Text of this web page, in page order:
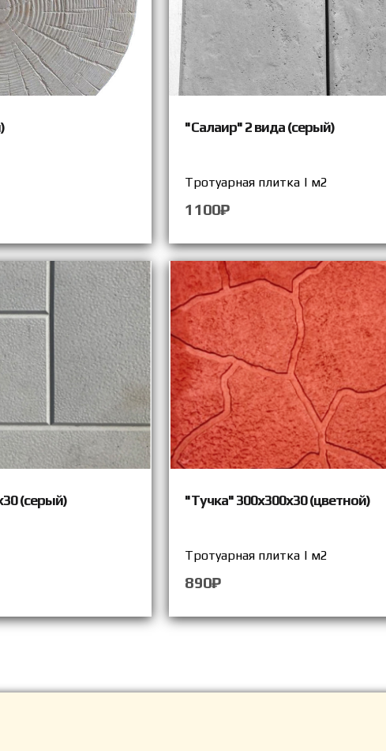
"Салаир" 2 вида (серый)
Тротуарная плитка | м2
1100₽
(серый) "Тучка" 300х300х30 (цветной)
Тротуарная плитка | м2
890₽